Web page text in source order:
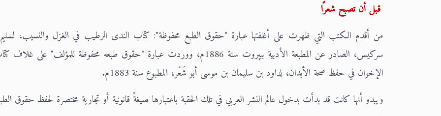
قبل أن تصبح شعرًا
من أقدم الكتب التي ظهرت على أغلفتها عبارة "حقوق الطبع محفوظة": كتاب الندى الرطيب في الغزل والنسيب،
سركيس، الصادر عن المطبعة الأدبية ببيروت سنة 1886م، ووردت عبارة "حقوق طبعه محفوظة للمؤلف" على
الإخوان في حفظ صحة الأبدان، لداود بن سليمان بن موسى أبو شَعْر، المطبوع سنة 1883م.
ويبدو أنها كانت قد بدأت بدخول عالم النشر العربي في تلك الحقبة باعتبارها صيغةً قانونية أو تجارية مختصرة لحفظ حقوق